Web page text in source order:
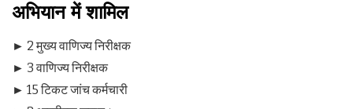
अभियान में शामिल
► 2 मुख्य वाणिज्य निरीक्षक
► 3 वाणिज्य निरीक्षक
► 15 टिकट जांच कर्मचारी